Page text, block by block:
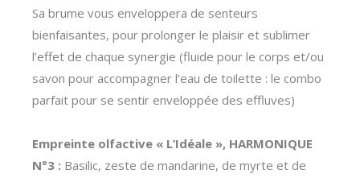
Sa brume vous enveloppera de senteurs
bienfaisantes, pour prolonger le plaisir et sublimer
l’effet de chaque synergie (fluide pour le corps et/ou
savon pour accompagner l’eau de toilette : le combo
parfait pour se sentir enveloppée des effluves)
Empreinte olfactive « L’Idéale », HARMONIQUE
N°3 : Basilic, zeste de mandarine, de myrte et de